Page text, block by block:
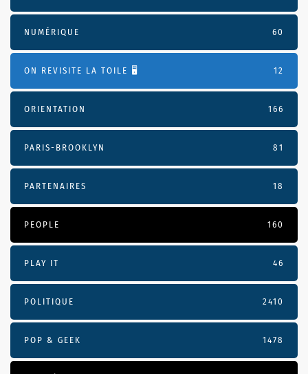
NUMÉRIQUE 60
ON REVISITE LA TOILE 🖥️ 12
ORIENTATION 166
PARIS-BROOKLYN 81
PARTENAIRES 18
PEOPLE 160
PLAY IT 46
POLITIQUE 2410
POP & GEEK 1478